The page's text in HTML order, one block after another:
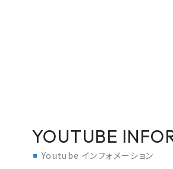
YOUTUBE
Youtube インフォメーション